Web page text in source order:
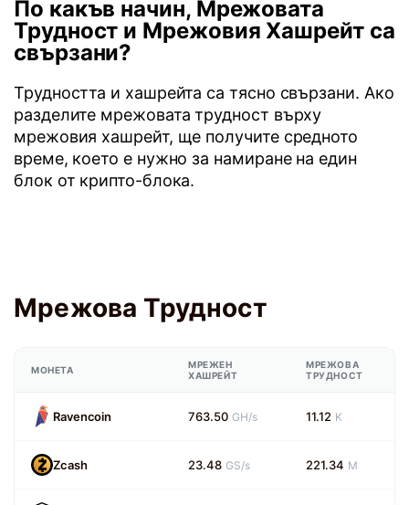
По какъв начин, Мрежовата
Трудност и Мрежовия Хашрейт са
свързани?
Трудността и хашрейта са тясно свързани. Ако
разделите мрежовата трудност върху
мрежовия хашрейт, ще получите средното
време, което е нужно за намиране на един
блок от крипто-блока.
Мрежова Трудност
МОНЕТА
МРЕЖЕН
ХАШРЕЙТ
МРЕЖОВА
ТРУДНОСТ
Ravencoin 763.50 GH/s 11.12 K
Zcash 23.48 GS/s 221.34 M